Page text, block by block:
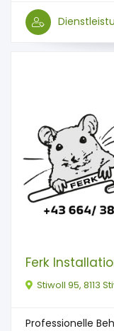
Ferk
Stiwoll 95, 8113
Professionelle